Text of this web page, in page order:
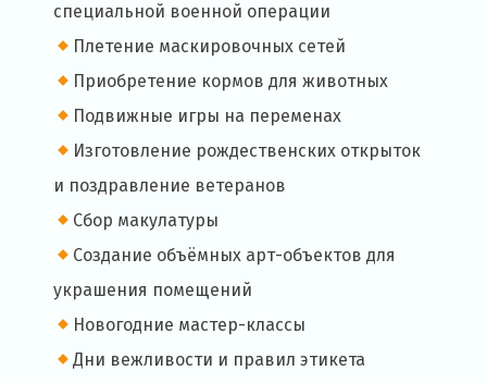
специальной военной операции
Плетение маскировочных сетей
Приобретение кормов для животных
Подвижные игры на переменах
Изготовление рождественских открыток
и поздравление ветеранов
Сбор макулатуры
Создание объёмных арт-объектов для
украшения помещений
Новогодние мастер-классы
Дни вежливости и правил этикета